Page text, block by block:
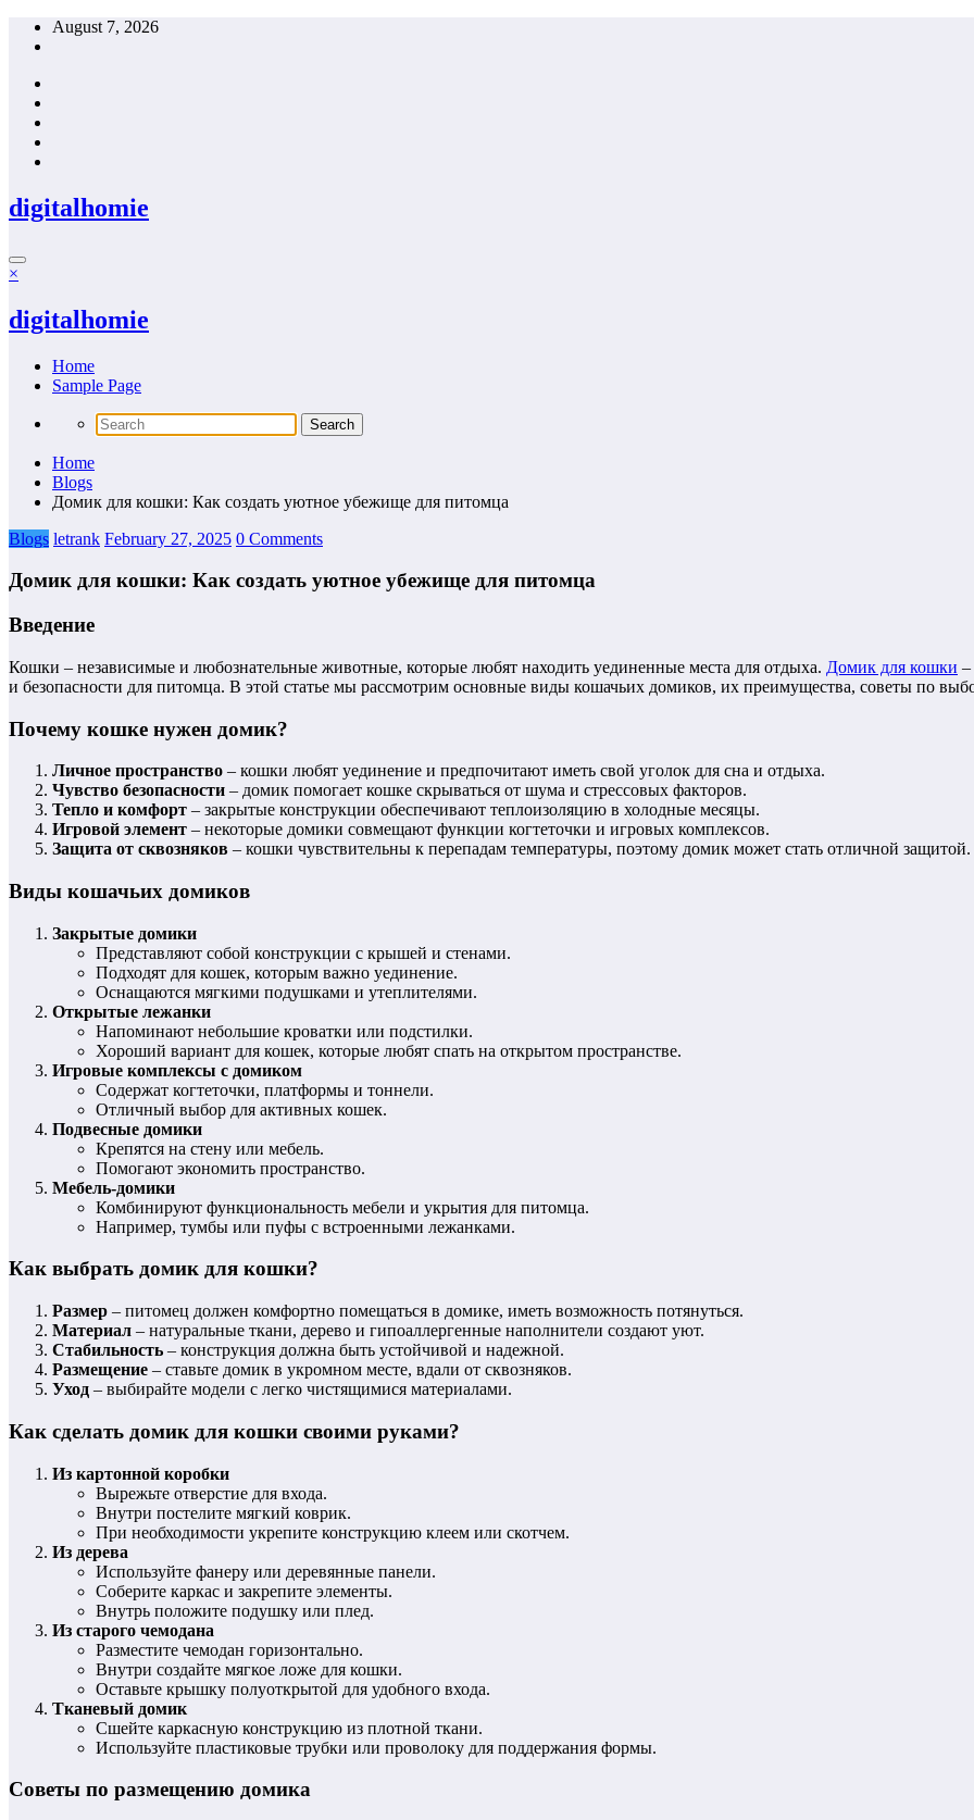
Skip
August 7, 2026
digitalhomie
×
digitalhomie
Home
Sample Page
Home
Blogs
Домик для кошки: Как создать уютное убежище для питомца
Blogs letrank February 27, 2025 0 Comments
Домик для кошки: Как создать уютное убежище для питомца
Введение
Кошки – независимые и любознательные животные, которые любят находить уединенные места для отдыха. Домик для кошки –
и безопасности для питомца. В этой статье мы рассмотрим основные виды кошачьих домиков, их преимущества, советы по
Почему кошке нужен домик?
Личное пространство – кошки любят уединение и предпочитают иметь свой уголок для сна и отдыха.
Чувство безопасности – домик помогает кошке скрываться от шума и стрессовых факторов.
Тепло и комфорт – закрытые конструкции обеспечивают теплоизоляцию в холодные месяцы.
Игровой элемент – некоторые домики совмещают функции когтеточки и игровых комплексов.
Защита от сквозняков – кошки чувствительны к перепадам температуры, поэтому домик может стать отличной защитой.
Виды кошачьих домиков
Закрытые домики
Представляют собой конструкции с крышей и стенами.
Подходят для кошек, которым важно уединение.
Оснащаются мягкими подушками и утеплителями.
Открытые лежанки
Напоминают небольшие кроватки или подстилки.
Хороший вариант для кошек, которые любят спать на открытом пространстве.
Игровые комплексы с домиком
Содержат когтеточки, платформы и тоннели.
Отличный выбор для активных кошек.
Подвесные домики
Крепятся на стену или мебель.
Помогают экономить пространство.
Мебель-домики
Комбинируют функциональность мебели и укрытия для питомца.
Например, тумбы или пуфы с встроенными лежанками.
Как выбрать домик для кошки?
Размер – питомец должен комфортно помещаться в домике, иметь возможность потянуться.
Материал – натуральные ткани, дерево и гипоаллергенные наполнители создают уют.
Стабильность – конструкция должна быть устойчивой и надежной.
Размещение – ставьте домик в укромном месте, вдали от сквозняков.
Уход – выбирайте модели с легко чистящимися материалами.
Как сделать домик для кошки своими руками?
Из картонной коробки
Вырежьте отверстие для входа.
Внутри постелите мягкий коврик.
При необходимости укрепите конструкцию клеем или скотчем.
Из дерева
Используйте фанеру или деревянные панели.
Соберите каркас и закрепите элементы.
Внутрь положите подушку или плед.
Из старого чемодана
Разместите чемодан горизонтально.
Внутри создайте мягкое ложе для кошки.
Оставьте крышку полуоткрытой для удобного входа.
Тканевый домик
Сшейте каркасную конструкцию из плотной ткани.
Используйте пластиковые трубки или проволоку для поддержания формы.
Советы по размещению домика